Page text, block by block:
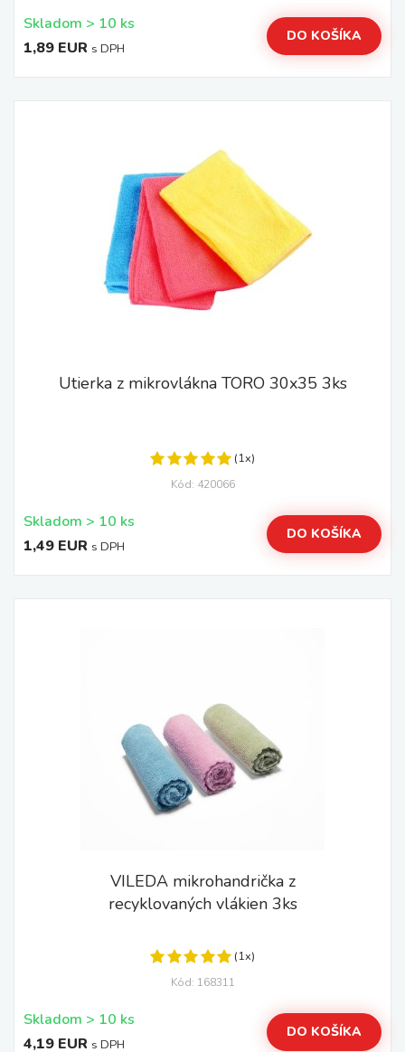
Skladom > 10 ks
1,89 EUR s DPH
DO KOŠÍKA
Utierka z mikrovlákna TORO 30x35 3ks
(1x)
Kód: 420066
Skladom > 10 ks
1,49 EUR s DPH
DO KOŠÍKA
VILEDA mikrohandrička z
recyklovaných vlákien 3ks
(1x)
Kód: 168311
Skladom > 10 ks
4,19 EUR s DPH
DO KOŠÍKA